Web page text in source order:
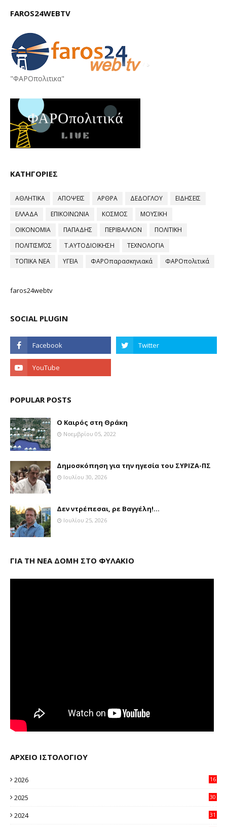
FAROS24WEBTV
"ΦΑΡΟπολιτικα"
ΚΑΤΗΓΟΡΙΕΣ
ΑΘΛΗΤΙΚΑ ΑΠΟΨΕΙΣ ΑΡΘΡΑ ΔΕΔΟΓΛΟΥ
ΕΙΔΗΣΕΙΣ
ΕΛΛΑΔΑ
ΕΠΙΚΟΙΝΩΝΙΑ ΚΟΣΜΟΣ
ΜΟΥΣΙΚΗ
ΟΙΚΟΝΟΜΙΑ
ΠΑΠΑΔΗΣ ΠΕΡΙΒΑΛΛΟΝ
ΠΟΛΙΤΙΚΗ
ΠΟΛΙΤΙΣΜΌΣ
Τ.ΑΥΤΟΔΙΟΙΚΗΣΗ
ΤΕΧΝΟΛΟΓΙΑ
ΤΟΠΙΚΑ ΝΕΑ
ΥΓΕΙΑ ΦΑΡΟπαρασκηνιακά ΦΑΡΟπολιτικά
faros24webtv
SOCIAL PLUGIN
POPULAR POSTS
Ο Καιρός στη Θράκη
Νοεμβρίου 05, 2022
Δημοσκόπηση για την ηγεσία του ΣΥΡΙΖΑ-ΠΣ
Ιουλίου 30, 2026
Δεν ντρέπεσαι, ρε Βαγγέλη!...
Ιουλίου 25, 2026
ΓΙΑ ΤΗ ΝΕΑ ΔΟΜΗ ΣΤΟ ΦΥΛΑΚΙΟ
ΑΡΧΕΙΟ ΙΣΤΟΛΟΓΙΟΥ
2026
16
2025
30
2024
31